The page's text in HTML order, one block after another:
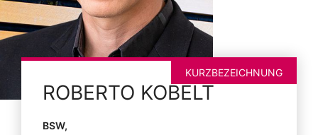
KURZBEZEICHNUNG
ROBERTO KOBELT
BSW,